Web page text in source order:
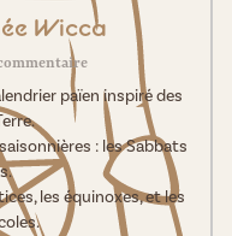
Wicca
païen inspiré des
: les Sabbats
les équinoxes, et les